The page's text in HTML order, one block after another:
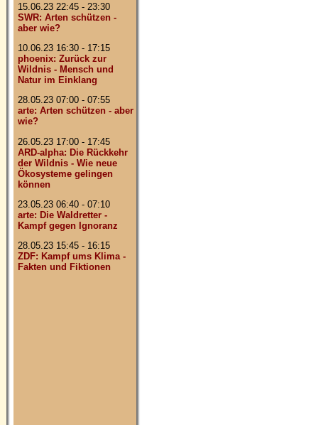
15.06.23 22:45 - 23:30
SWR: Arten schützen -
aber wie?
10.06.23 16:30 - 17:15
phoenix: Zurück zur
Wildnis - Mensch und
Natur im Einklang
28.05.23 07:00 - 07:55
arte: Arten schützen - aber
wie?
26.05.23 17:00 - 17:45
ARD-alpha: Die Rückkehr
der Wildnis - Wie neue
Ökosysteme gelingen
können
23.05.23 06:40 - 07:10
arte: Die Waldretter -
Kampf gegen Ignoranz
28.05.23 15:45 - 16:15
ZDF: Kampf ums Klima -
Fakten und Fiktionen